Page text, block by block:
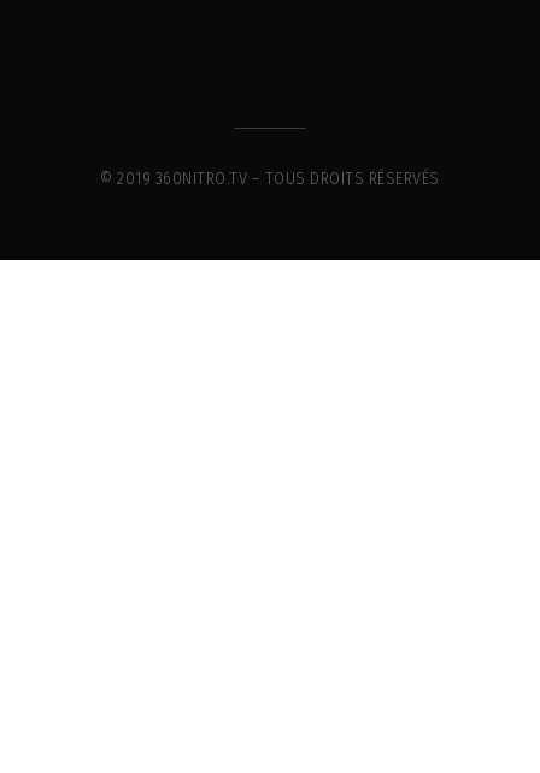
© 2019 360NITRO.TV – TOUS DROITS RÉSERVÉS